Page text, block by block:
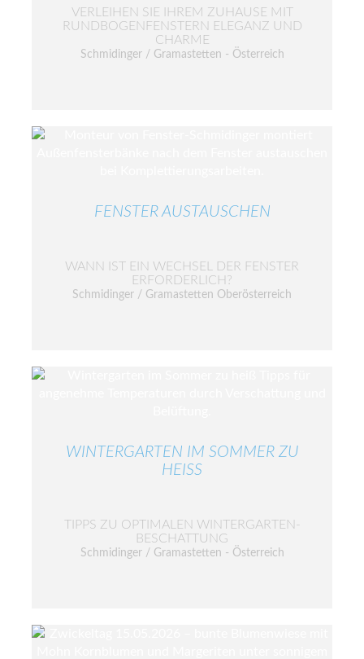
VERLEIHEN SIE IHREM ZUHAUSE MIT
RUNDBOGENFENSTERN ELEGANZ UND
CHARME
Schmidinger / Gramastetten - Österreich
FENSTER AUSTAUSCHEN
WANN IST EIN WECHSEL DER FENSTER
ERFORDERLICH?
Schmidinger / Gramastetten Oberösterreich
WINTERGARTEN IM SOMMER ZU
HEISS
TIPPS ZU OPTIMALEN WINTERGARTEN-
BESCHATTUNG
Schmidinger / Gramastetten - Österreich